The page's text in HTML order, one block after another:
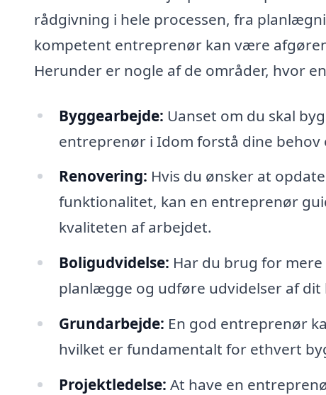
rådgivning i hele processen, fra
kompetent entreprenør kan være
Herunder er nogle af de områder, hvor
Byggearbejde: Uanset om du skal
entreprenør i Idom forstå dine
Renovering: Hvis du ønsker at
funktionalitet, kan en entreprenør
kvaliteten af arbejdet.
Boligudvidelse: Har du brug for
planlægge og udføre udvidelser af dit
Grundarbejde: En god entreprenør
hvilket er fundamentalt for ethvert
Projektledelse: At have en